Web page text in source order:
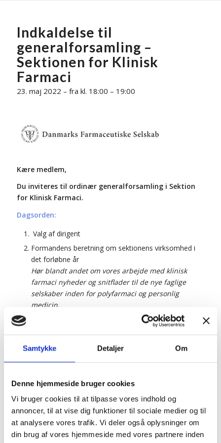
Samtykke Detaljer Om
Denne hjemmeside bruger cookies
Vi bruger cookies til at tilpasse vores indhold og
annoncer, til at vise dig funktioner til sociale medier og til
at analysere vores trafik. Vi deler også oplysninger om
din brug af vores hjemmeside med vores partnere inden
Indkaldelse til
generalforsamling –
Sektionen for Klinisk
Farmaci
23. maj 2022 – fra kl. 18:00 – 19:00
Kære medlem,
Du inviteres til ordinær generalforsamling i Sektion
for Klinisk Farmaci.
Dagsorden:
Valg af dirigent
Formandens beretning om sektionens virksomhed i
det forløbne år
Hør blandt andet om vores arbejde med klinisk
farmaci nyheder og snitflader til de nye faglige
selskaber inden for polyfarmaci og personlig
medicin.
Valg af medlemmer til sektionens bestyrelse
suppleanter som vælges for 1 år ad gangen.
Forslag indsendes til bestyrelsen senest 2 uger før
generalforsamlingen
Eventuelt
Inden generalforsamlingen kan man også deltage i
eventet ”Hvad laver en klinisk farmaceut?”, hvor der også